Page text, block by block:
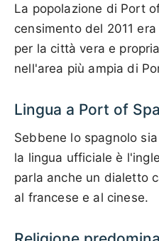
La popolazione di Port
censimento del 2011
per la città vera e
nell'area più ampia di
Lingua a Port of
Sebbene lo spagnolo
la lingua ufficiale è
parla anche un dialetto
al francese e al cinese.